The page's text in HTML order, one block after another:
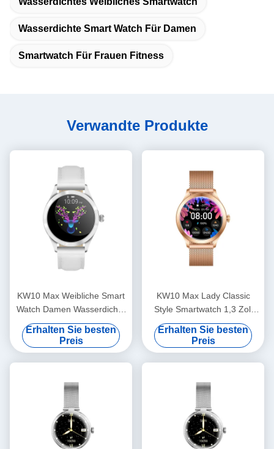
Wasserdichte Smart Watch Für Damen
Smartwatch Für Frauen Fitness
Verwandte Produkte
KW10 Max Weibliche Smart
Watch Damen Wasserdichte
Frauen Fitness Smartwatch
AMOLED-Display
Erhalten Sie besten
Preis
KW10 Max Lady Classic
Style Smartwatch 1,3 Zoll
Frauengesundheit Smart
Watch Wasserdicht
Erhalten Sie besten
Preis